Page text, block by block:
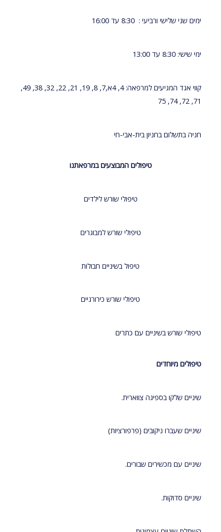
ימים שני שלישי ורביעי : 8:30 עד 16:00
ימי שישי: 8:30 עד 13:00
קווי אגד המגיעים למרפאה: 4, 4א,7, 8, 19, 21, 22, 32, 38, 49,
71, 72, 74, 75
חניה בתשלום בחניון בית-אבי-חי
טיפולים המבוצעים במרפאתנו
טיפולי שורש לילדים
טיפולי שורש למבוגרים
טיפול בשיניים חבולות
טיפולי שורש כירורגיים
טיפולי שורש בשיניים עם כתרים
טיפולים מיוחדים
שיניים שלקו בספיגה צווארית.
שיניים שעברו ניקובים (פרפורציות)
שיניים עם מכשירים שבורים.
שיניים סדוקות.